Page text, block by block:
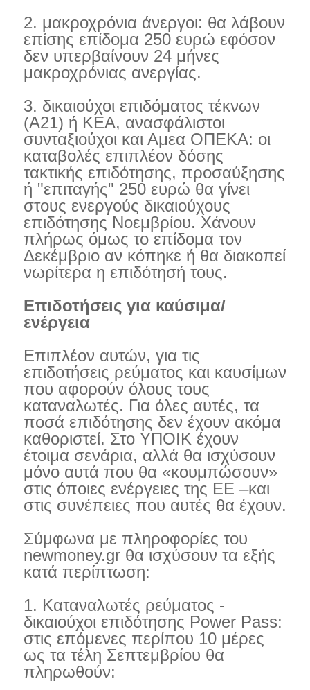
2. μακροχρόνια άνεργοι: θα λάβουν
επίσης επίδομα 250 ευρώ εφόσον
δεν υπερβαίνουν 24 μήνες
μακροχρόνιας ανεργίας.
3. δικαιούχοι επιδόματος τέκνων
(Α21) ή ΚΕΑ, ανασφάλιστοι
συνταξιούχοι και Αμεα ΟΠΕΚΑ: οι
καταβολές επιπλέον δόσης
τακτικής επιδότησης, προσαύξησης
ή "επιταγής" 250 ευρώ θα γίνει
στους ενεργούς δικαιούχους
επιδότησης Νοεμβρίου. Χάνουν
πλήρως όμως το επίδομα τον
Δεκέμβριο αν κόπηκε ή θα διακοπεί
νωρίτερα η επιδότησή τους.
Επιδοτήσεις για καύσιμα/
ενέργεια
Επιπλέον αυτών, για τις
επιδοτήσεις ρεύματος και καυσίμων
που αφορούν όλους τους
καταναλωτές. Για όλες αυτές, τα
ποσά επιδότησης δεν έχουν ακόμα
καθοριστεί. Στο ΥΠΟΙΚ έχουν
έτοιμα σενάρια, αλλά θα ισχύσουν
μόνο αυτά που θα «κουμπώσουν»
στις όποιες ενέργειες της ΕΕ –και
στις συνέπειες που αυτές θα έχουν.
Σύμφωνα με πληροφορίες του
newmoney.gr θα ισχύσουν τα εξής
κατά περίπτωση:
1. Καταναλωτές ρεύματος -
δικαιούχοι επιδότησης Power Pass:
στις επόμενες περίπου 10 μέρες
ως τα τέλη Σεπτεμβρίου θα
πληρωθούν: